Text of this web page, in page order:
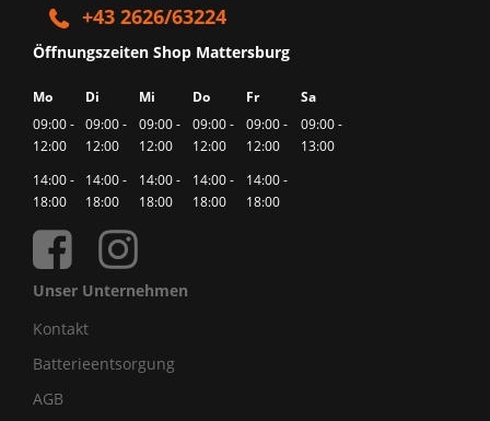
+43 2626/63224
Öffnungszeiten Shop Mattersburg
Mo Di Mi Do Fr
Sa
09:00 -
12:00
09:00 -
12:00
09:00 -
12:00
09:00 -
12:00
09:00 -
12:00
09:00 -
13:00
14:00 -
18:00
14:00 -
18:00
14:00 -
18:00
14:00 -
18:00
14:00 -
18:00
Unser Unternehmen
Kontakt
Batterieentsorgung
AGB